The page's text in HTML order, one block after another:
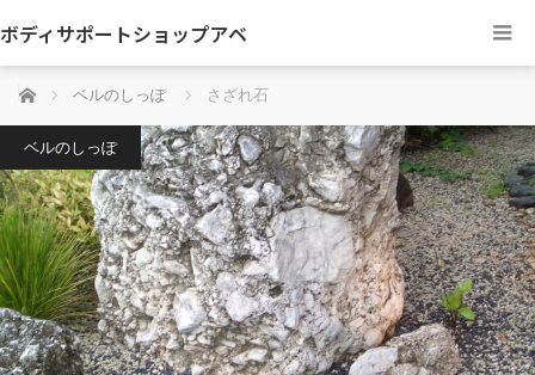
ボディサポートショップアベ
ホーム ベルのしっぽ さざれ石
ベルのしっぽ